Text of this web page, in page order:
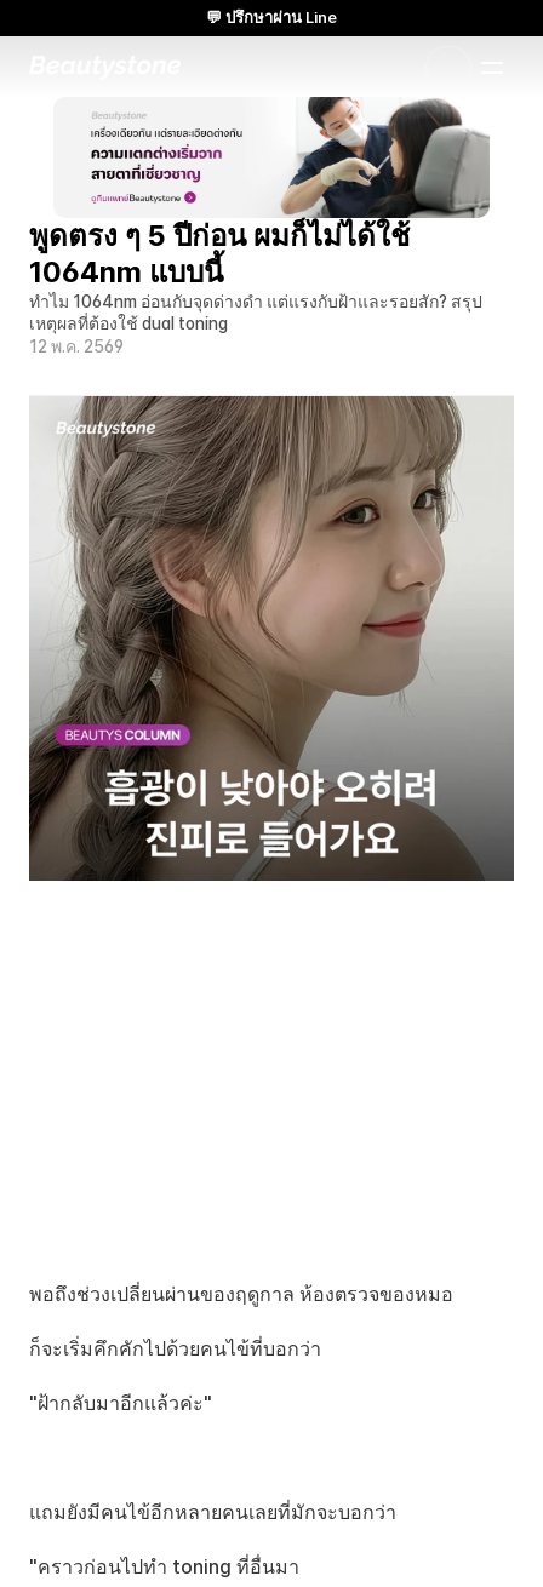
พูดตรง ๆ 5 ปีก่อน ผมก็ไม่ได้ใช้
1064nm แบบนี้
ทำไม 1064nm อ่อนกับจุดด่างดำ แต่แรงกับฝ้าและรอยสัก? สรุป
เหตุผลที่ต้องใช้ dual toning
12 พ.ค. 2569
พอถึงช่วงเปลี่ยนผ่านของฤดูกาล ห้องตรวจของหมอ
ก็จะเริ่มคึกคักไปด้วยคนไข้ที่บอกว่า
"ฝ้ากลับมาอีกแล้วค่ะ"
แถมยังมีคนไข้อีกหลายคนเลยที่มักจะบอกว่า
"คราวก่อนไปทำ toning ที่อื่นมา
💬 ปรึกษาผ่าน Line
🌸 Beautystone Clinic เข้าร่วม Cadaver workshop ของ Meditox ที่